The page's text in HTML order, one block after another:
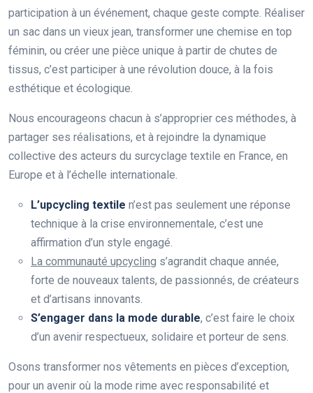
participation à un événement, chaque geste compte. Réaliser
un sac dans un vieux jean, transformer une chemise en top
féminin, ou créer une pièce unique à partir de chutes de
tissus, c’est participer à une révolution douce, à la fois
esthétique et écologique.
Nous encourageons chacun à s’approprier ces méthodes, à
partager ses réalisations, et à rejoindre la dynamique
collective des acteurs du surcyclage textile en France, en
Europe et à l’échelle internationale.
L’upcycling textile n’est pas seulement une réponse
technique à la crise environnementale, c’est une
affirmation d’un style engagé.
La communauté upcycling s’agrandit chaque année,
forte de nouveaux talents, de passionnés, de créateurs
et d’artisans innovants.
S’engager dans la mode durable, c’est faire le choix
d’un avenir respectueux, solidaire et porteur de sens.
Osons transformer nos vêtements en pièces d’exception,
pour un avenir où la mode rime avec responsabilité et